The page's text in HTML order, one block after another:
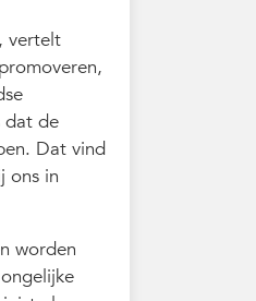
vertelt
dat de
Dat vind
ons in
worden